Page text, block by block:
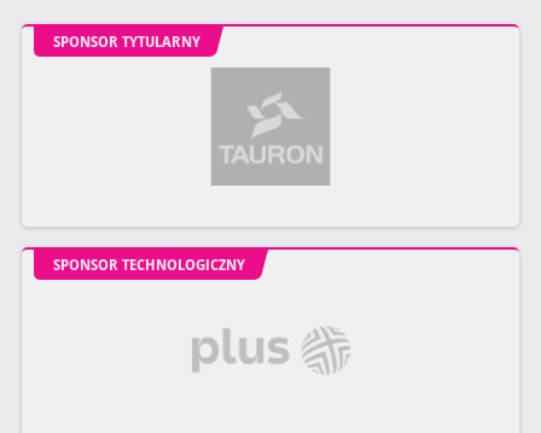
SPONSOR TYTULARNY
SPONSOR TECHNOLOGICZNY